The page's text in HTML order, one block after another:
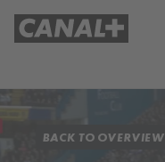
BACK TO OVERVIEW